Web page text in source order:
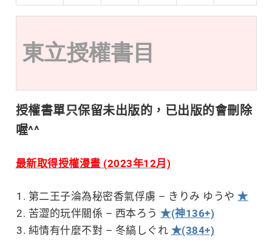
東立授權書目
授權書單只保留未出版的，已出版的會刪除
喔^^
最新取得授權漫畫 (2023年12月)
第二王子淪為秘密香氣俘虜 – きりみ ゆうや★
苦澀的玩伴關係 – 西本ろう★(神136+)
純情有什麼不對 – 冬縞しぐれ ★(384+)